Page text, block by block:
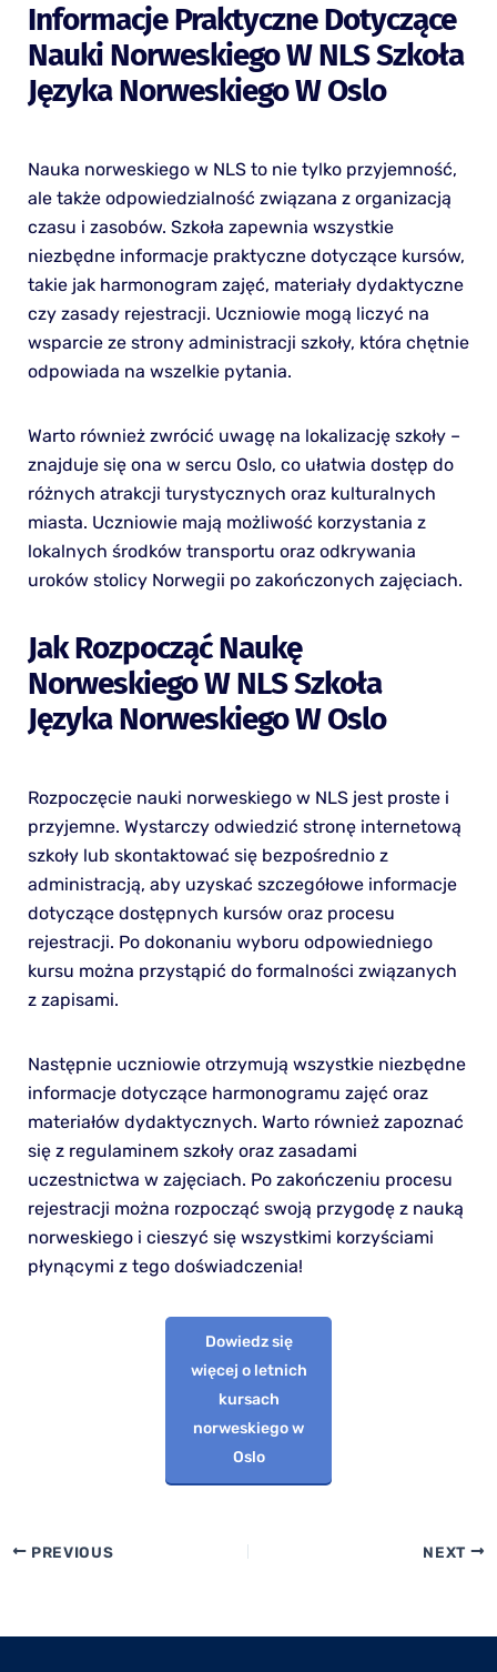
Informacje Praktyczne Dotyczące
Nauki Norweskiego W NLS Szkoła
Języka Norweskiego W Oslo
Nauka norweskiego w NLS to nie tylko przyjemność,
ale także odpowiedzialność związana z organizacją
czasu i zasobów. Szkoła zapewnia wszystkie
niezbędne informacje praktyczne dotyczące kursów,
takie jak harmonogram zajęć, materiały dydaktyczne
czy zasady rejestracji. Uczniowie mogą liczyć na
wsparcie ze strony administracji szkoły, która chętnie
odpowiada na wszelkie pytania.
Warto również zwrócić uwagę na lokalizację szkoły –
znajduje się ona w sercu Oslo, co ułatwia dostęp do
różnych atrakcji turystycznych oraz kulturalnych
miasta. Uczniowie mają możliwość korzystania z
lokalnych środków transportu oraz odkrywania
uroków stolicy Norwegii po zakończonych zajęciach.
Jak Rozpocząć Naukę
Norweskiego W NLS Szkoła
Języka Norweskiego W Oslo
Rozpoczęcie nauki norweskiego w NLS jest proste i
przyjemne. Wystarczy odwiedzić stronę internetową
szkoły lub skontaktować się bezpośrednio z
administracją, aby uzyskać szczegółowe informacje
dotyczące dostępnych kursów oraz procesu
rejestracji. Po dokonaniu wyboru odpowiedniego
kursu można przystąpić do formalności związanych
z zapisami.
Następnie uczniowie otrzymują wszystkie niezbędne
informacje dotyczące harmonogramu zajęć oraz
materiałów dydaktycznych. Warto również zapoznać
się z regulaminem szkoły oraz zasadami
uczestnictwa w zajęciach. Po zakończeniu procesu
rejestracji można rozpocząć swoją przygodę z nauką
norweskiego i cieszyć się wszystkimi korzyściami
płynącymi z tego doświadczenia!
Dowiedz się
więcej o letnich
kursach
norweskiego w
Oslo
PREVIOUS NEXT